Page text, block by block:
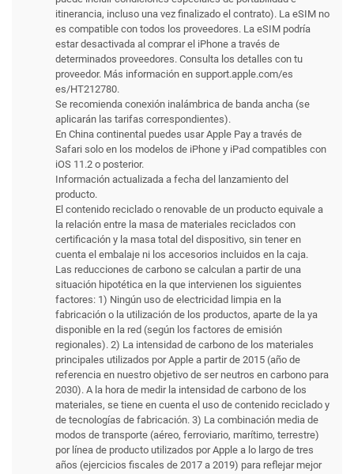
itinerancia, incluso una vez finalizado el contrato). La eSIM no
es compatible con todos los proveedores. La eSIM podría
estar desactivada al comprar el iPhone a través de
determinados proveedores. Consulta los detalles con tu
proveedor. Más información en support.apple.com/es
es/HT212780.
Se recomienda conexión inalámbrica de banda ancha (se
aplicarán las tarifas correspondientes).
En China continental puedes usar Apple Pay a través de
Safari solo en los modelos de iPhone y iPad compatibles con
iOS 11.2 o posterior.
Información actualizada a fecha del lanzamiento del
producto.
El contenido reciclado o renovable de un producto equivale a
la relación entre la masa de materiales reciclados con
certificación y la masa total del dispositivo, sin tener en
cuenta el embalaje ni los accesorios incluidos en la caja.
Las reducciones de carbono se calculan a partir de una
situación hipotética en la que intervienen los siguientes
factores: 1) Ningún uso de electricidad limpia en la
fabricación o la utilización de los productos, aparte de la ya
disponible en la red (según los factores de emisión
regionales). 2) La intensidad de carbono de los materiales
principales utilizados por Apple a partir de 2015 (año de
referencia en nuestro objetivo de ser neutros en carbono para
2030). A la hora de medir la intensidad de carbono de los
materiales, se tiene en cuenta el uso de contenido reciclado y
de tecnologías de fabricación. 3) La combinación media de
modos de transporte (aéreo, ferroviario, marítimo, terrestre)
por línea de producto utilizados por Apple a lo largo de tres
años (ejercicios fiscales de 2017 a 2019) para reflejar mejor